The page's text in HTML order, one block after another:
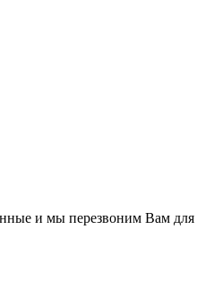
и мы перезвоним Вам для